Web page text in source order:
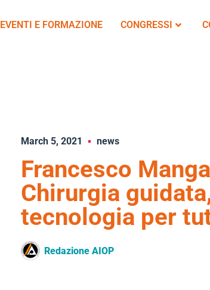
EVENTI E FORMAZIONE CONGRESSI
March 5, 2021 news
Francesco
Chirurgia
tecnologia per
Redazione AIOP